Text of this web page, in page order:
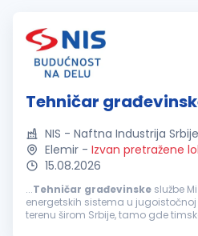
Tehničar
NIS - Naftna Industrija Srbije
Elemir - Izvan pretražene
15.08.2026
...Tehničar građevinske službe Mi smo NIS, jedan od najvećih
energetskih sistema u
terenu širom Srbije, tamo gde